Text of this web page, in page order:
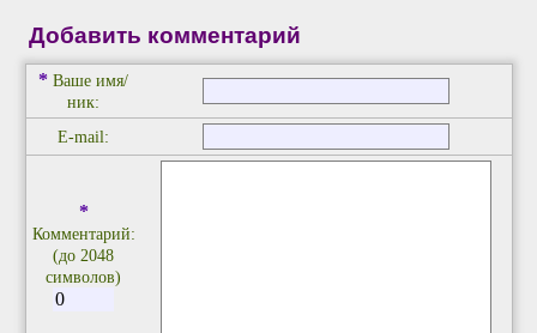
Добавить комментарий
* Ваше имя/
ник:
E-mail:
*
Комментарий:
(до 2048
символов)